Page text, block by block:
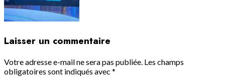
Laisser un commentaire
Votre adresse e-mail ne sera pas publiée. Les champs
obligatoires sont indiqués avec *